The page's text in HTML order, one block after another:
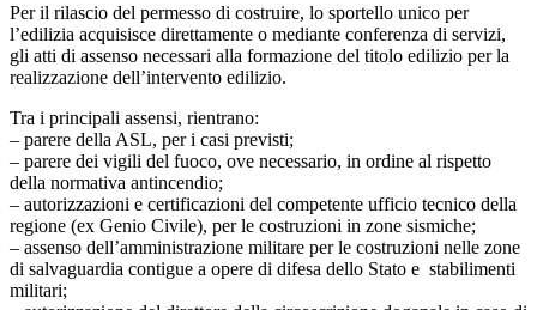
Per il rilascio del permesso di costruire, lo sportello unico per
l’edilizia acquisisce direttamente o mediante conferenza di servizi,
gli atti di assenso necessari alla formazione del titolo edilizio per la
realizzazione dell’intervento edilizio.
Tra i principali assensi, rientrano:
– parere della ASL, per i casi previsti;
– parere dei vigili del fuoco, ove necessario, in ordine al rispetto
della normativa antincendio;
– autorizzazioni e certificazioni del competente ufficio tecnico della
regione (ex Genio Civile), per le costruzioni in zone sismiche;
– assenso dell’amministrazione militare per le costruzioni nelle zone
di salvaguardia contigue a opere di difesa dello Stato e stabilimenti
militari;